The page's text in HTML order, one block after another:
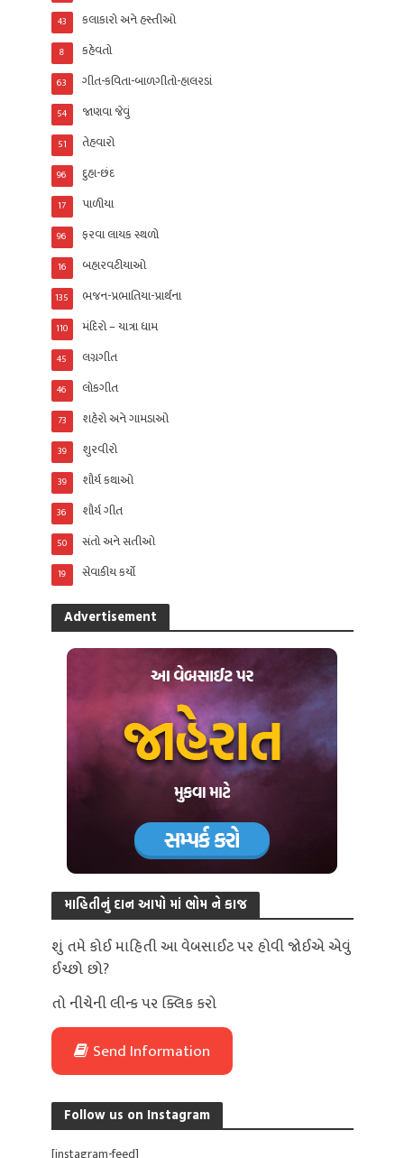
કલાકારો અને હસ્તીઓ
43
કહેવતો
8
ગીત-કવિતા-બાળગીતો-હાલરડાં
63
જાણવા જેવું
54
તેહવારો
51
દુહા-છંદ
96
પાળીયા
17
ફરવા લાયક સ્થળો
96
બહારવટીયાઓ
16
ભજન-પ્રભાતિયા-પ્રાર્થના
135
મંદિરો – યાત્રા ધામ
110
લગ્નગીત
45
લોકગીત
46
શહેરો અને ગામડાઓ
73
શુરવીરો
39
શૌર્ય કથાઓ
39
શૌર્ય ગીત
36
સંતો અને સતીઓ
50
સેવાકીય કર્યો
19
Advertisement
માહિતીનું દાન આપો માં ભોમ ને કાજ
શું તમે કોઈ માહિતી આ વેબસાઈટ પર હોવી જોઈએ એવું
ઈચ્છો છો?
તો નીચેની લીન્ક પર ક્લિક કરો
Send Information
Follow us on Instagram